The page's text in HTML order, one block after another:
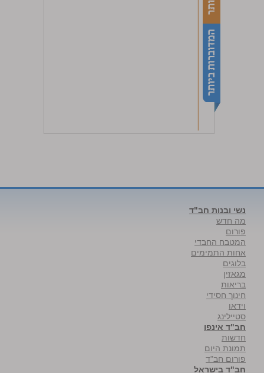
נשי ובנות חב"ד
מה חדש
פורום
המטבח החבדי
אחות התמימים
בלוגים
מגאזין
בריאות
חינוך חסידי
וידאו
סטיילינג
חב"ד אינפו
חדשות
תמונת היום
פורום חב"ד
חב"ד בישראל